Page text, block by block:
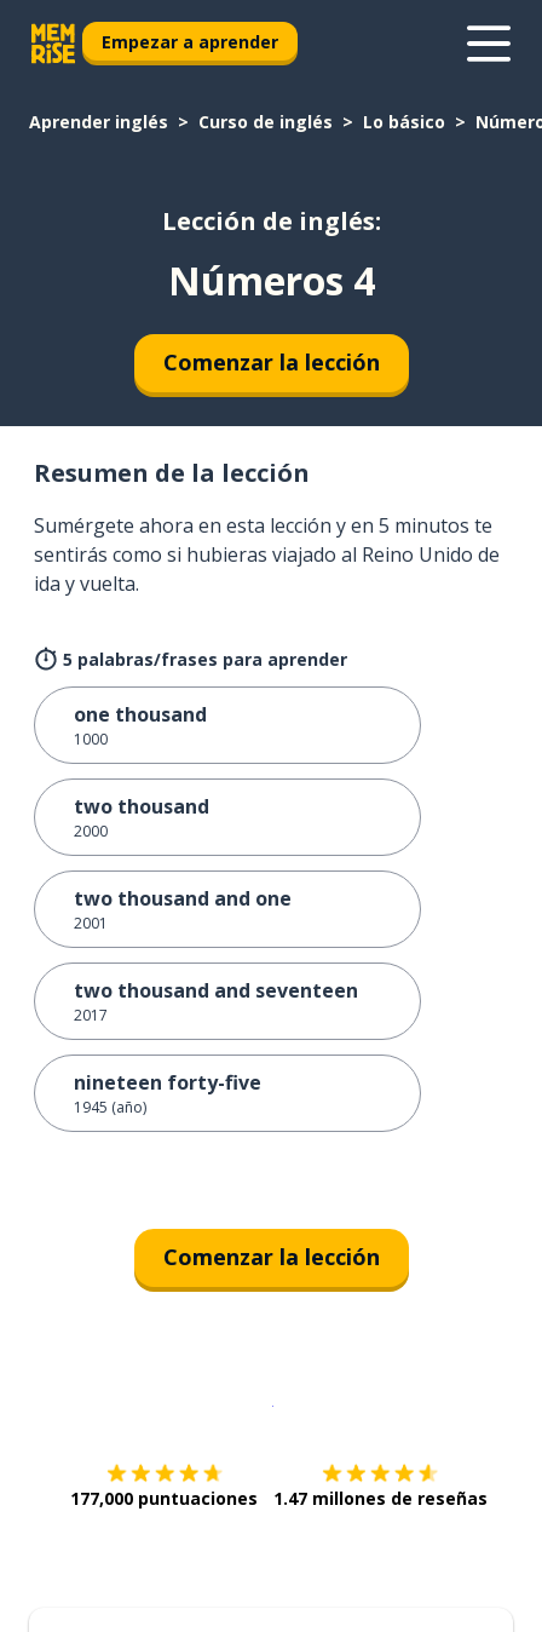
Empezar a aprender
Aprender inglés Curso de inglés Lo básico
Lección de inglés:
Números 4
Comenzar la lección
Resumen de la lección
Sumérgete ahora en esta lección y en 5 minutos te
sentirás como si hubieras viajado al Reino Unido de
ida y vuelta.
5 palabras/frases para aprender
one thousand
1000
two thousand
2000
two thousand and one
2001
two thousand and seventeen
2017
nineteen forty-five
1945 (año)
Comenzar la lección
177,000 puntuaciones 1.47 millones de reseñas